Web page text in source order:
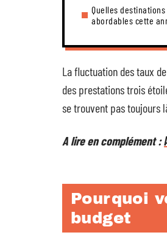
Quelles
abordables cette
La fluctuation des taux
des prestations trois
se trouvent pas toujours
A lire en complément :
Pourquoi
budget